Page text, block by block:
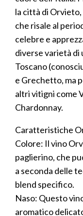
la città di
che risale al
celebre e
diverse varietà di
Toscano
e Grechetto, ma
altri vitigni come
Chardonnay.
Caratteristiche
Colore: Il vino
paglierino, che
a seconda delle
blend specifico.
Naso: Questo
aromatico